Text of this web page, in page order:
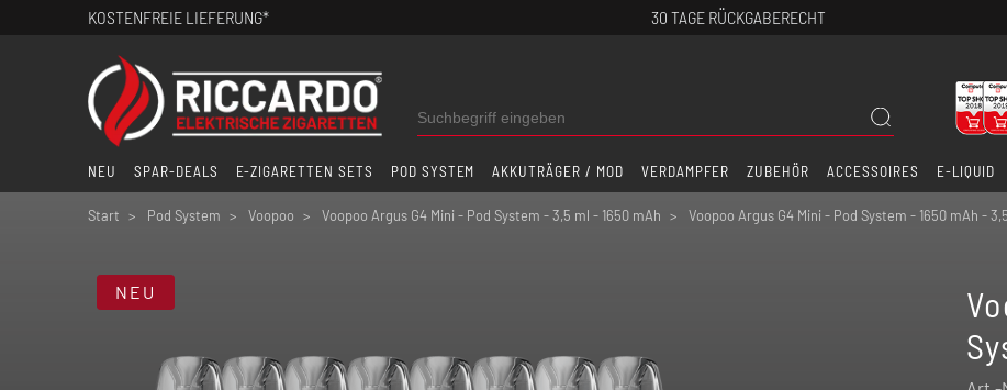
KOSTENFREIE LIEFERUNG* 30 TAGE RÜCKGABERECHT
NEU SPAR-DEALS E-ZIGARETTEN SETS POD SYSTEM AKKUTRÄGER / MOD VERDAMPFER ZUBEHÖR ACCESSOIRES E-LIQUID
Start Pod System Voopoo Voopoo Argus G4 Mini - Pod System - 3,5 ml - 1650 mAh Voopoo Argus G4 Mini - Pod System - 1650 mAh -
NEU